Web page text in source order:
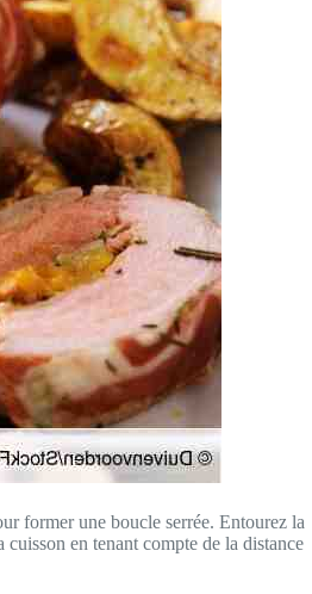
former une boucle serrée. Entourez la
en tenant compte de la distance